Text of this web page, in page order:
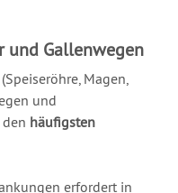
und Gallenwegen
Magen,
und
häufigsten
erfordert in